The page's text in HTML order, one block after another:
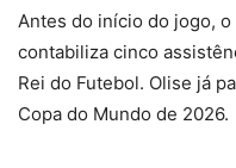
Antes do início do jogo,
contabiliza cinco
Rei do Futebol. Olise já
Copa do Mundo de 2026.